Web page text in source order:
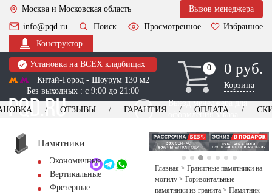
Москва и Московская область
Вызов менеджера
info@pqd.ru
Поиск Просмотренное
Избранное
Конструктор
Установка на ВСЕХ кладбищах
Китай-Город - Шоурум 130 м2
Без выходных : с 9:00 до 21:00
0
0 0 руб.
Корзина
Выезд менеджера для
оформления заказа
+7 (495) 518-44-23
Обратный звонок
ОТЗЫВЫ ГАРАНТИЯ ОПЛАТА
Памятники
Экономичные
Вертикальные
Фрезерные
Главная > Гранитные памятники на
могилу > Горизонтальные
памятники из гранита > Памятник